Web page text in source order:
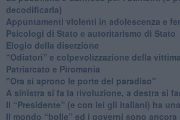
decodificarla)
​Appuntamenti violenti in adolescenza e
​Psicologi di Stato e autoritarismo di Stato
Elogio della diserzione
“Odiatori” e colpevolizzazione della
​Patriarcato e Piromania
"Ora si aprono le porte del paradiso"
​A sinistra si fa la rivoluzione, a destra si
​Il “Presidente” (e con lei gli italiani) ha
​Il mondo “bolle” ed i governi sono